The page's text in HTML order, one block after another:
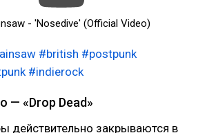
- 'Nosedive' (Official Video)
#british #postpunk
#indierock
— «Drop Dead»
действительно закрываются в